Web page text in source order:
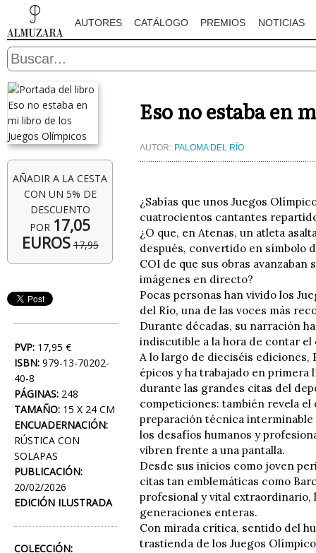
AUTORES CATÁLOGO PREMIOS NOTICIAS
AÑADIR A LA CESTA
CON UN 5% DE
DESCUENTO
POR 17,05
EUROS 17,95
PVP: 17,95 €
ISBN: 979-13-70202-
40-8
PÁGINAS: 248
TAMAÑO: 15 X 24 CM
ENCUADERNACIÓN:
RÚSTICA CON
SOLAPAS
PUBLICACIÓN:
20/02/2026
EDICIÓN ILUSTRADA
COLECCIÓN:
Eso no estaba en
AUTOR: PALOMA DEL RÍO
¿Sabías que unos Juegos
cuatrocientos cantantes
¿O que, en Atenas, un atleta
después, convertido en símbolo
COI de que sus obras
imágenes en directo?
Pocas personas han vivido los
del Río, una de las voces más
Durante décadas, su narración
indiscutible a la hora de contar
A lo largo de dieciséis ediciones,
épicos y ha trabajado en primera
durante las grandes citas del
competiciones: también revela
preparación técnica
los desafíos humanos y
vibren frente a una pantalla.
Desde sus inicios como joven
citas tan emblemáticas como
profesional y vital extraordinario,
generaciones enteras.
Con mirada crítica, sentido del
trastienda de los Juegos